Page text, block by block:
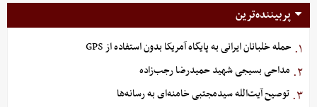
پربیننده‌ترین
۱. حمله خلبانان ایرانی به پایگاه آمریکا بدون استفاده از GPS
۲. مداحی بسیجی شهید حمیدرضا رجب‌زاده
۳. توصیح آیت‌الله سیدمجتبی خامنه‌ای به رسانه‌ها